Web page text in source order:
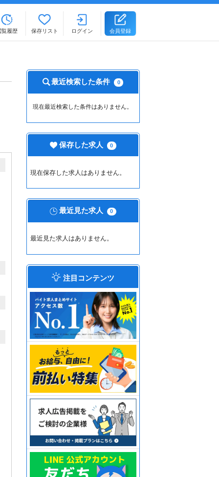
覧履歴 保存リスト ログイン 会員登録
最近検索した条件 0
現在最近検索した条件はありません。
保存した求人 0
現在保存した求人はありません。
最近見た求人 0
最近見た求人はありません。
注目コンテンツ